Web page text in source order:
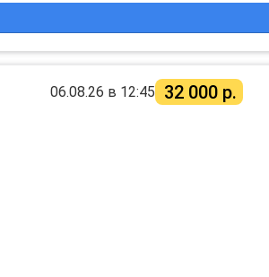
32 000 р.
06.08.26 в 12:45